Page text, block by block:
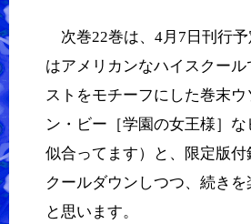
次巻22巻は、4月7日刊行予
はアメリカンなハイスクー
ストをモチーフにした巻末
ン・ビー［学園の女王様］
似合ってます）と、限定版
クールダウンしつつ、続き
と思います。